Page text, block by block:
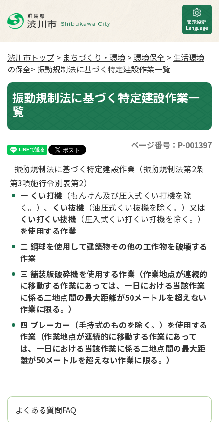
渋川市トップ > まちづくり・環境 >環境保全 > 生活環境
の保全> 振動規制法に基づく特定建設作業一覧
振動規制法に基づく特定建設作業一
覧
ページ番号：P-001397
振動規制法に基づく特定建設作業（振動規制法第2条
第3項施行令別表第2）
一 くい打機 （もんけん及び圧入式くい打機を除
く。）、 くい抜機 （油圧式くい抜機を除く。）又は
くい打くい抜機 （圧入式くい打くい打機を除く。）
を使用する作業
二 鋼球を使用して建築物その他の工作物を破壊する
作業
三 舗装版破砕機を使用する作業（作業地点が連続的
に移動する作業にあっては、一日における当該作業
に係る二地点間の最大距離が50メートルを超えない
作業に限る。）
四 ブレーカー（手持式のものを除く。）を使用する
作業（作業地点が連続的に移動する作業にあって
は、一日における当該作業に係る二地点間の最大距
離が50メートルを超えない作業に限る。）
よくある質問FAQ